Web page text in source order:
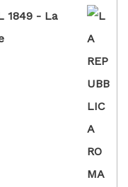
1849 - La